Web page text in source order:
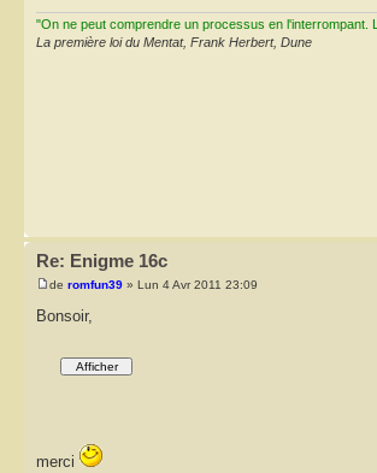
"On ne peut comprendre un processus en
La première loi du Mentat, Frank Herbert, Dune
Re: Enigme 16c
de romfun39 » Lun 4 Avr 2011 23:09
Bonsoir,
merci